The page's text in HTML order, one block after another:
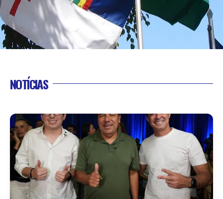
NOTÍCIAS